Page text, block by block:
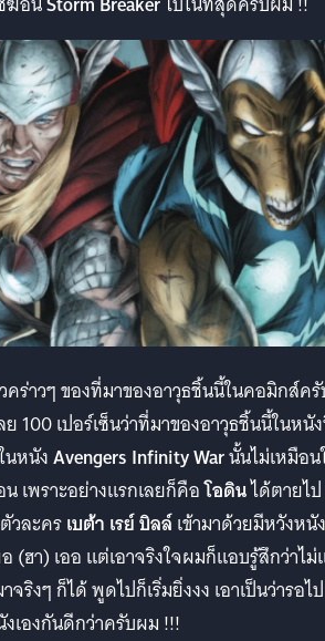
คร่าวๆ ของที่มาของอาวุธชิ้นนี้ในคอมิกส์ค
100 เปอร์เซ็นว่าที่มาของอาวุธชิ้นนี้ในหนั
นหนังAvengers Infinity Warนั้นไม่เหมือ
เพราะอย่างแรกเลยก็คือโอดินได้ตายไป
วละครเบต้า เรย์ บิลล์เข้ามาด้วยมีหวังหนั
(ฮา) เออ แต่เอาจริงใจผมก็แอบรู้สึกว่าไ
ริงๆ ก็ได้ พูดไปก็เริ่มยิ่งงง เอาเป็นว่ารอไป
เองกันดีกว่าครับผม !!!